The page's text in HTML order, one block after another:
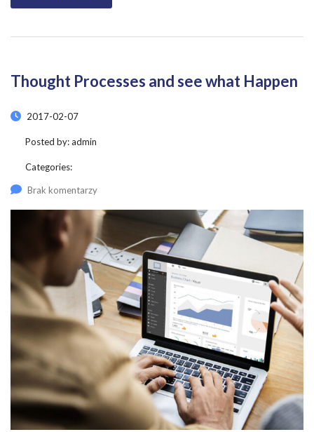
Thought Processes and see what Happen
2017-02-07
Posted by:admin
Categories:
Brak komentarzy